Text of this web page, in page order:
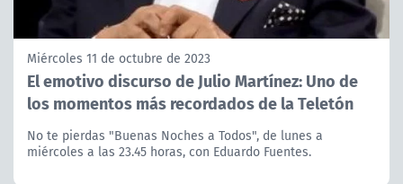
Miércoles 11 de octubre de 2023
El emotivo discurso de Julio Martínez: Uno de
los momentos más recordados de la Teletón
No te pierdas "Buenas Noches a Todos", de lunes a
miércoles a las 23.45 horas, con Eduardo Fuentes.